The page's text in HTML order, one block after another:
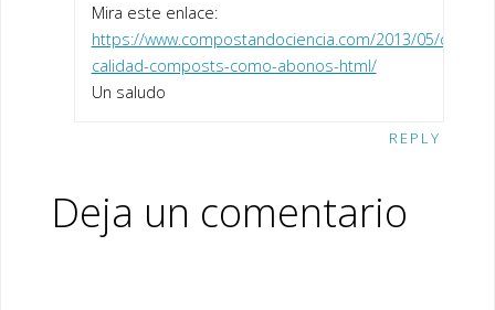
Mira este enlace:
https://www.compostandociencia.com/2013/05/criterio-
calidad-composts-como-abonos-html/
Un saludo
REPLY
Deja un comentario